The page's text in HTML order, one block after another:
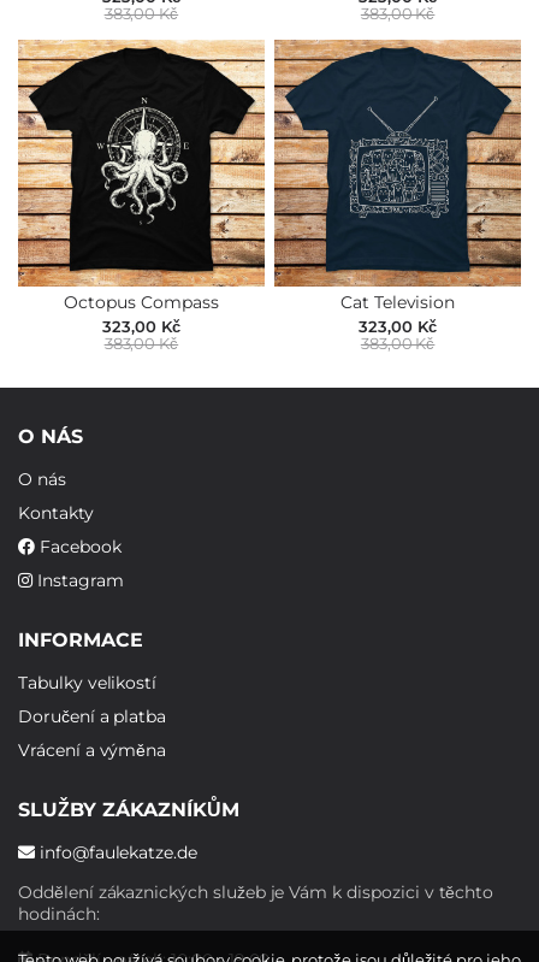
383,00 Kč
383,00 Kč
Octopus Compass
323,00 Kč
383,00 Kč
Cat Television
323,00 Kč
383,00 Kč
O NÁS
O nás
Kontakty
Facebook
Instagram
INFORMACE
Tabulky velikostí
Doručení a platba
Vrácení a výměna
SLUŽBY ZÁKAZNÍKŮM
info@faulekatze.de
Oddělení zákaznických služeb je Vám k dispozici v těchto
hodinách: